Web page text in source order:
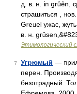
д. в. н. in grûên,
страшиться ,
Greuel ужас,
в. н.
Этимологический
7 Угрюмый —
перен.
безотрадный.